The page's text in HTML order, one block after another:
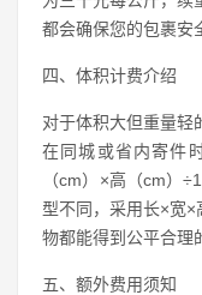
都会确保您的包裹安
四、体积计费介绍
对于体积大但重量轻
在同城或省内寄件
（cm）×高（cm）
型不同，采用长×宽
物都能得到公平合理
五、额外费用须知